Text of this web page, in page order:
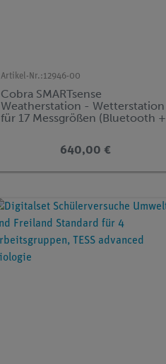
Artikel-Nr.:12946-00
Cobra SMARTsense
Weatherstation - Wetterstation
für 17 Messgrößen (Bluetooth +
640,00 €